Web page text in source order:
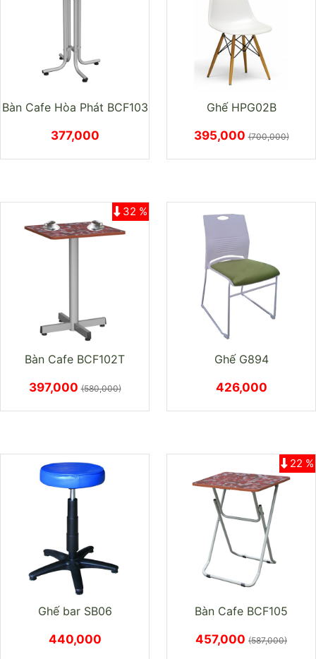
Bàn Cafe Hòa Phát BCF103
377,000
Ghế HPG02B
395,000(700,000)
Bàn Cafe BCF102T
32 %
397,000(580,000)
Ghế G894
426,000
Ghế bar SB06
440,000
Bàn Cafe BCF105
22 %
457,000 (587,000)